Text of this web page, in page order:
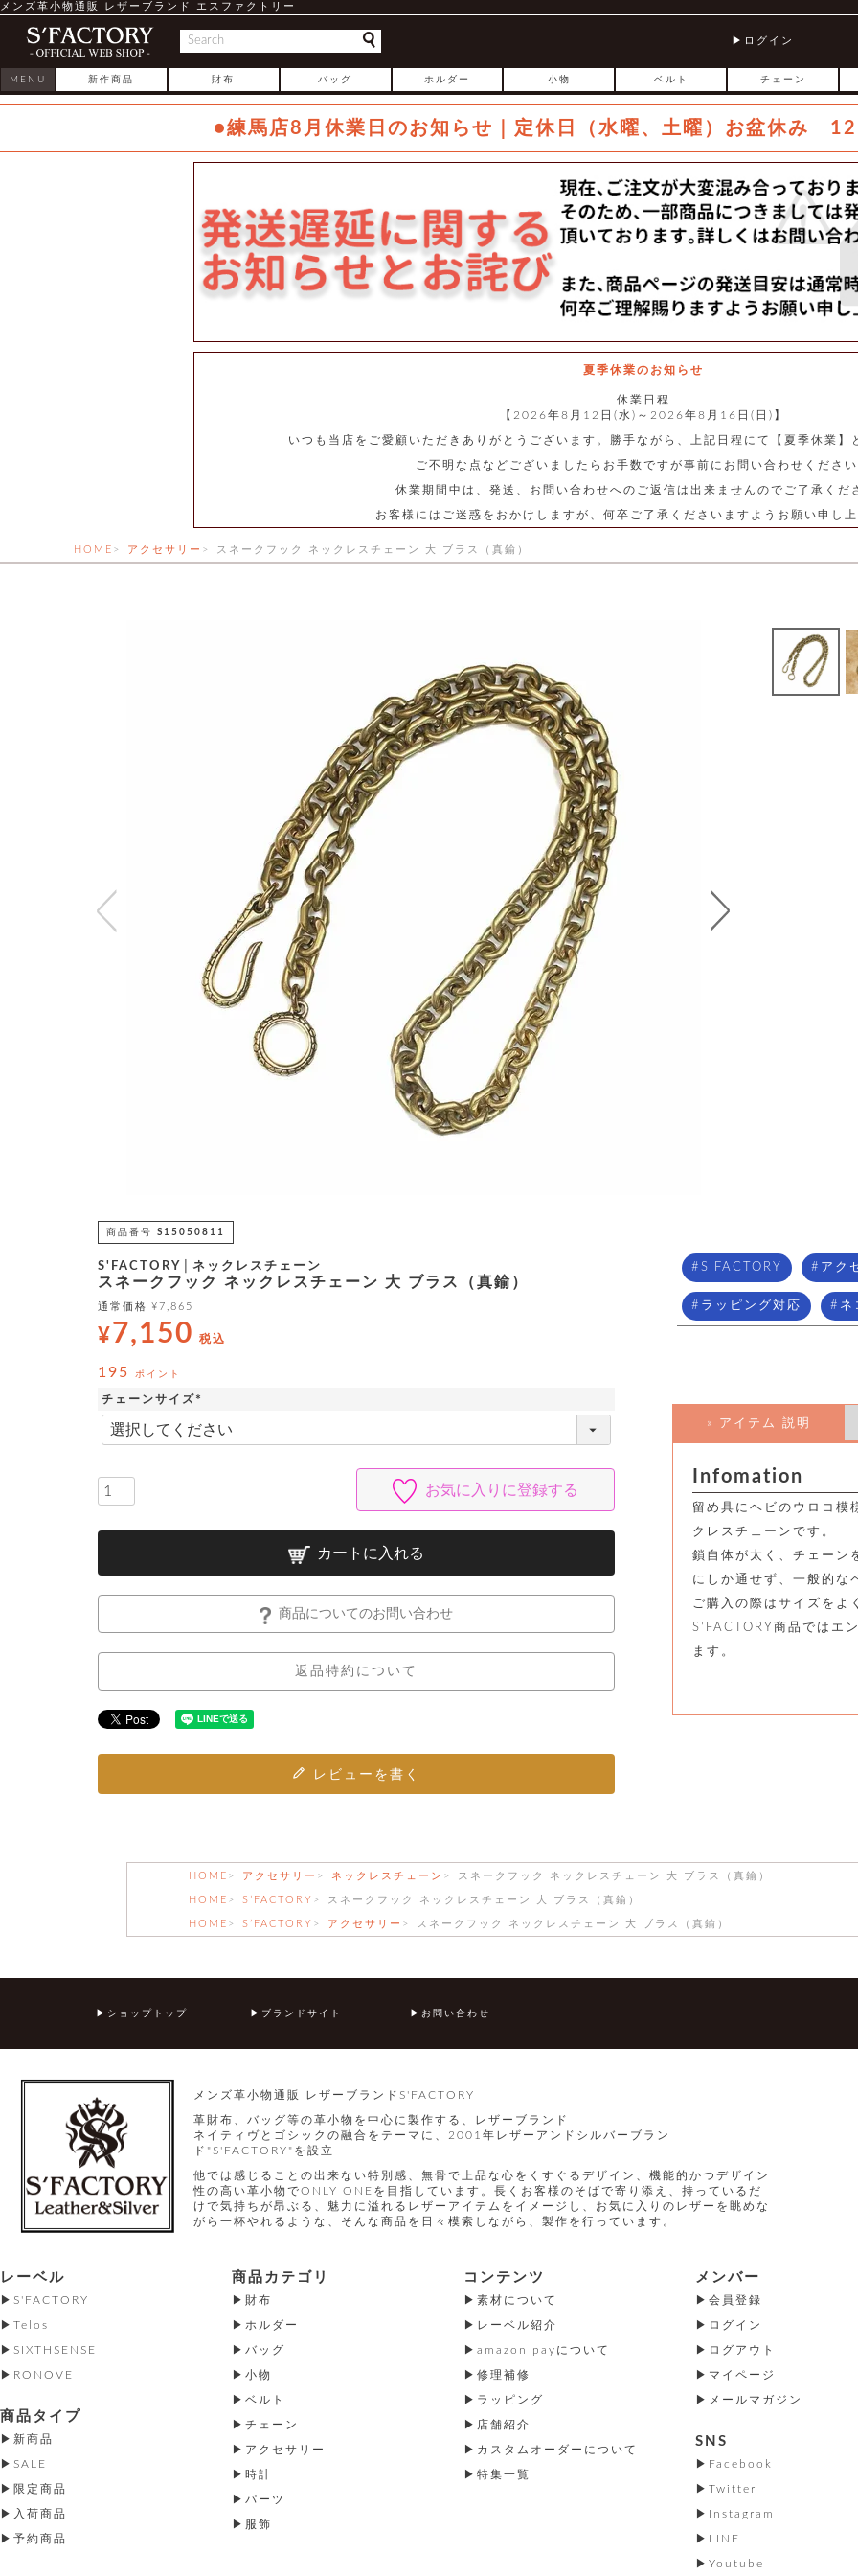
メンズ革小物通販 レザーブランド エスファクトリー
ログイン
MENU 新作商品 財布 バッグ ホルダー 小物 ベルト チェーン
●練馬店8月休業日のお知らせ｜定休日（水曜、土曜）お盆休み 12
夏季休業のお知らせ
休業日程
【2026年8月12日(水)～2026年8月16日(日)】
いつも当店をご愛顧いただきありがとうございます。勝手ながら、上記日程にて【夏季休業】
ご不明な点などございましたらお手数ですが事前にお問い合わせください
休業期間中は、発送、お問い合わせへのご返信は出来ませんのでご了承くだ
お客様にはご迷惑をおかけしますが、何卒ご了承くださいますようお願い申し上
HOME アクセサリー スネークフック ネックレスチェーン 大 ブラス（真鍮）
商品番号 S15050811
S'FACTORY│ネックレスチェーン
スネークフック ネックレスチェーン 大 ブラス（真鍮）
通常価格 ¥7,865
¥7,150 税込
195 ポイント
チェーンサイズ
(
必
須
お気に入りに登録する
カートに入れる
商品についてのお問い合わせ
返品特約について
レビューを書く
S'FACTORY アク
ラッピング対応 ネ
» アイテム 説明
Infomation
留め具にヘビのウロコ模
クレスチェーンです。
鎖自体が太く、チェーン
にしか通せず、一般的な
ご購入の際はサイズをよ
S'FACTORY商品ではエ
ます。
HOME アクセサリー ネックレスチェーン スネークフック ネックレスチェーン 大 ブラス（真鍮）
HOME S’FACTORY スネークフック ネックレスチェーン 大 ブラス（真鍮）
HOME S’FACTORY アクセサリー スネークフック ネックレスチェーン 大 ブラス（真鍮）
ショップトップ ブランドサイト お問い合わせ
メンズ革小物通販 レザーブランドS'FACTORY
革財布、バッグ等の革小物を中心に製作する、レザーブランド
ネイティヴとゴシックの融合をテーマに、2001年レザーアンドシルバーブラン
ド"S'FACTORY"を設立
他では感じることの出来ない特別感、無骨で上品な心をくすぐるデザイン、機能的かつデザイン
性の高い革小物でONLY ONEを目指しています。長くお客様のそばで寄り添え、持っているだ
けで気持ちが昂ぶる、魅力に溢れるレザーアイテムをイメージし、お気に入りのレザーを眺めな
がら一杯やれるような、そんな商品を日々模索しながら、製作を行っています。
レーベル
S'FACTORY
Telos
SIXTHSENSE
RONOVE
商品タイプ
新商品
SALE
限定商品
入荷商品
予約商品
商品カテゴリ
財布
ホルダー
バッグ
小物
ベルト
チェーン
アクセサリー
時計
パーツ
服飾
コンテンツ
素材について
レーベル紹介
amazon payについて
修理補修
ラッピング
店舗紹介
カスタムオーダーについて
特集一覧
メンバー
会員登録
ログイン
ログアウト
マイページ
メールマガジン
SNS
Facebook
Twitter
Instagram
LINE
Youtube